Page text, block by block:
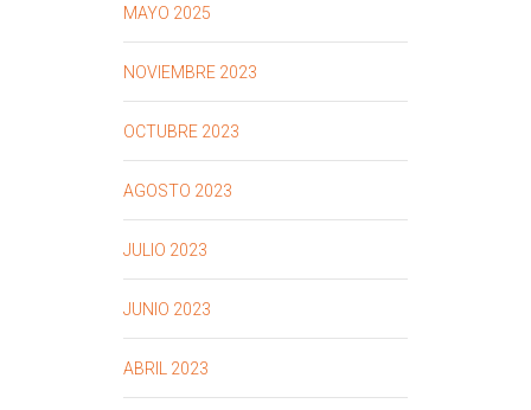
MAYO 2025
NOVIEMBRE 2023
OCTUBRE 2023
AGOSTO 2023
JULIO 2023
JUNIO 2023
ABRIL 2023